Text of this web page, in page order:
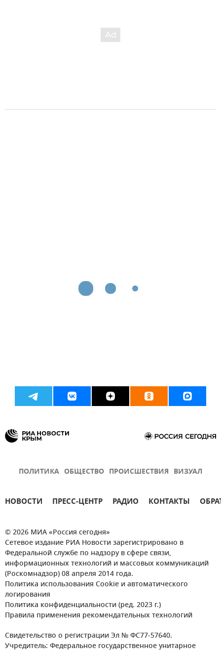
ПОЛИТИКА ОБЩЕСТВО ПРОИСШЕСТВИЯ ВИЗУАЛ
НОВОСТИ ПРЕСС-ЦЕНТР РАДИО КОНТАКТЫ
© 2026 МИА «Россия сегодня»
Сетевое издание РИА Новости зарегистрировано в
Федеральной службе по надзору в сфере связи,
информационных технологий и массовых коммуникаций
(Роскомнадзор) 08 апреля 2014 года.
Политика использования Cookie и автоматического
логирования
Политика конфиденциальности (ред. 2023 г.)
Правила применения рекомендательных технологий
Свидетельство о регистрации Эл № ФС77-57640.
Учредитель: Федеральное государственное унитарное